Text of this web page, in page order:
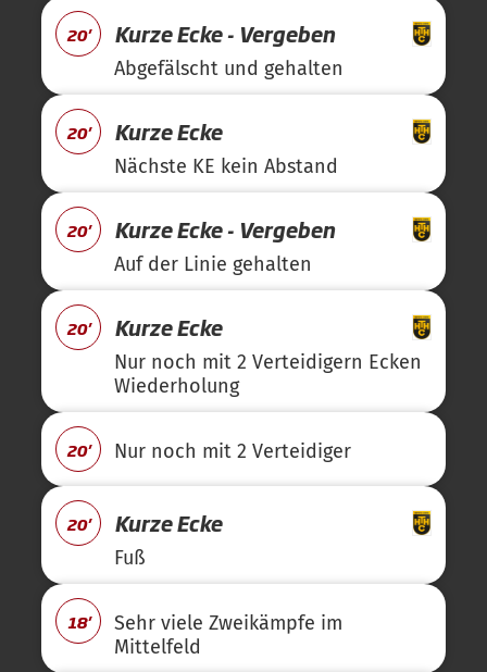
20' Kurze Ecke - Vergeben
Abgefälscht und gehalten
20' Kurze Ecke
Nächste KE kein Abstand
20' Kurze Ecke - Vergeben
Auf der Linie gehalten
20' Kurze Ecke
Nur noch mit 2 Verteidigern Ecken
Wiederholung
20' Nur noch mit 2 Verteidiger
20' Kurze Ecke
Fuß
18'
Sehr viele Zweikämpfe im
Mittelfeld